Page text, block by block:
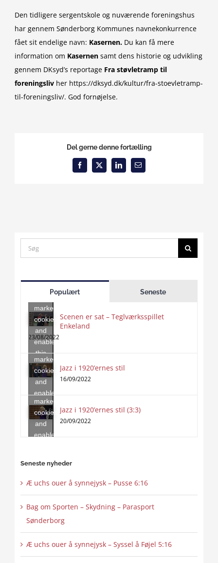
Den tidligere sergentskole og nuværende foreningshus
har gennem Sønderborg Kommunes navnekonkurrence
fået sit endelige navn: Kasernen. Du kan få mere
information om Kasernen samt dens historie og udvikling
gennem DKsyd’s reportage Fra støvletramp til
foreningsliv her https://dksyd.dk/kultur/fra-stoevletramp-
til-foreningsliv/. God fornøjelse.
Del gerne denne fortælling
Facebook
X LinkedInEmail
Search
for:
Populært Seneste
accept
marketing
cookies
and
enable
this
content
Scenen er sat – Teglværksspillet
Enkeland
23/08/2022
Click
to
marketing
cookies
and
enable
this
content
Jazz i 1920’ernes stil
16/09/2022
Click
to
accept
marketing
cookies
and
enable
Jazz i 1920’ernes stil (3:3)
20/09/2022
Seneste nyheder
Æ uchs ouer å synnejysk – Pusse 6:16
Bag om Sporten – Skydning – Parasport
Sønderborg
Æ uchs ouer å synnejysk – Syssel å Føjel 5:16